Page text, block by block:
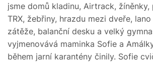
jsme domů kladinu, Airtrack, žíněnky,
TRX, žebřiny, hrazdu mezi dveře,
zátěže, balanční desku a velký
vyjmenovává maminka Sofie a
během jarní karantény činily. Sofie